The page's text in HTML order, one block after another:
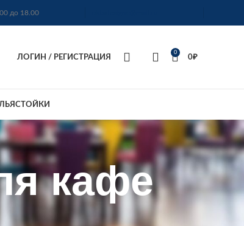
до 18.00
ЛОГИН / РЕГИСТРАЦИЯ
0
0₽
СТОЙКИ
кафе